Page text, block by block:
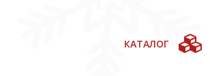
КАТАЛОГ